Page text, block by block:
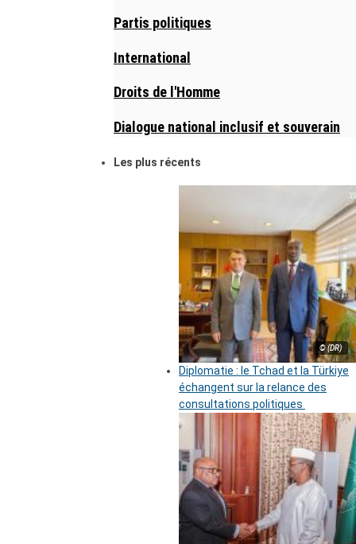
Partis politiques
International
Droits de l'Homme
Dialogue national inclusif et souverain
Les plus récents
© (DR)
Diplomatie : le Tchad et la Türkiye
échangent sur la relance des
consultations politiques